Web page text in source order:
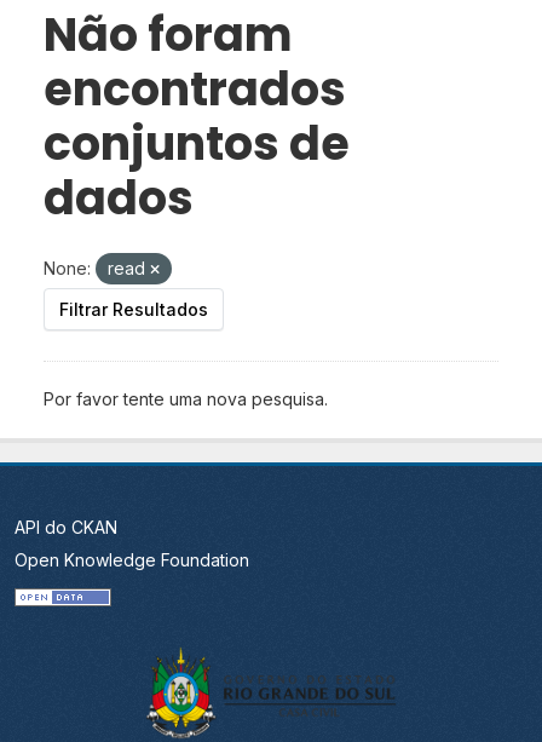
Não foram
encontrados
conjuntos de
dados
None:
read
Filtrar Resultados
Por favor tente uma nova pesquisa.
API do CKAN
Open Knowledge Foundation